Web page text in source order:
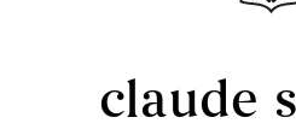
claude